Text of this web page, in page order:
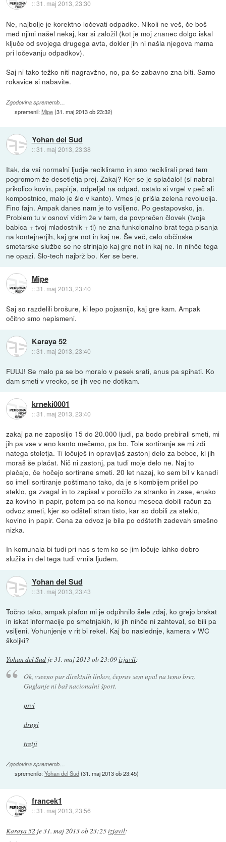
::31. maj 2013, 23:30
Ne, najbolje je korektno ločevati odpadke. Nikoli ne veš, če boš
med njimi našel nekaj, kar si založil (kot je moj znanec dolgo iskal
ključe od svojega drugega avta, dokler jih ni našla njegova mama
pri ločevanju odpadkov).
Saj ni tako težko niti nagravžno, no, pa še zabavno zna biti. Samo
rokavice si nabavite.
Zgodovina sprememb…
spremenil:Mipe(31. maj 2013 ob 23:32)
Yohan del Sud
::31. maj 2013, 23:38
Itak, da vsi normalni ljudje recikliramo in smo reciklirali pred tem
pogromom že desetletja prej. Zakaj? Ker se je splačalo! (si nabral
prikolico kovin, papirja, odpeljal na odpad, ostalo si vrgel v peč ali
kompostnico, malo je šlo v kanto). Vmes je prišla zelena revolucija.
Fino fajn. Ampak danes nam je to vsiljeno. Po gestapovsko, ja.
Problem tu v osnovi vidim že v tem, da povprečen človek (tvoja
babica + tvoj mladostnik + ti) ne zna funkcionalno brat tega pisanja
na kontejnerjih, kaj gre not in kaj ne. Še več, celo občinske
smetarske službe se ne strinjajo kaj gre not in kaj ne. In nihče tega
ne opazi. Slo-tech najbrž bo. Ker se bere.
Mipe
::31. maj 2013, 23:40
Saj so razdelili brošure, ki lepo pojasnijo, kaj gre kam. Ampak
očitno smo nepismeni.
Karaya 52
::31. maj 2013, 23:40
FUUJ! Se malo pa se bo moralo v pesek srati, anus pa spihati. Ko
dam smeti v vrecko, se jih vec ne dotikam.
krneki0001
::31. maj 2013, 23:40
zakaj pa ne zaposlijo 15 do 20.000 ljudi, pa bodo prebirali smeti, mi
jih pa vse v eno kanto mečemo, pa bo. Tole sortiranje se mi zdi
natega stoletja. Ti ločuješ in opravljaš zastonj delo za bebce, ki jih
moraš še plačat. Nič ni zastonj, pa tudi moje delo ne. Naj to
plačajo, če hočejo sortirane smeti. 20 let nazaj, ko sem bil v kanadi
so imeli sortiranje poštimano tako, da je s kombijem prišel po
steklo, ga zvagal in to zapisal v poročilo za stranko in zase, enako
za kovino in papir, potem pa so na koncu meseca dobili račun za
odvoz smeti, kjer so odšteli stran tisto, kar so dobili za steklo,
kovino in papir. Cena za odvoz je bila po odštetih zadevah smešno
nizka.
In komunala bi tudi pri nas s tem ko se jim ločuje lahko dobro
služila in del tega tudi vrnila ljudem.
Yohan del Sud
::31. maj 2013, 23:43
Točno tako, ampak plafon mi je odpihnilo šele zdaj, ko grejo brskat
in iskat informacije po smetnjakih, ki jih nihče ni zahteval, so bili pa
vsiljeni. Vohunjenje v rit bi rekel. Kaj bo naslednje, kamera v WC
školjki?
Yohan del Sud je31. maj 2013 ob 23:09izjavil:
Ok, vseeno par direktnih linkov, čeprav sem upal na temo brez.
Guglanje ni baš nacionalni šport.
prvi
drugi
tretji
Zgodovina sprememb…
spremenilo:Yohan del Sud(31. maj 2013 ob 23:45)
francek1
::31. maj 2013, 23:56
Karaya 52 je31. maj 2013 ob 23:25izjavil: